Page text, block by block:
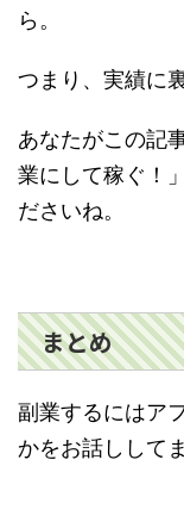
ら。
つまり、実績に
あなたがこの記
業にして稼ぐ！
ださいね。
まとめ
副業するにはア
かをお話しして